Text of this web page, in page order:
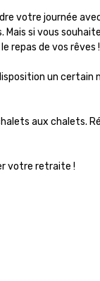
votre journée
si vous
repas de vos rêves !
un certain
aux chalets.
votre retraite !